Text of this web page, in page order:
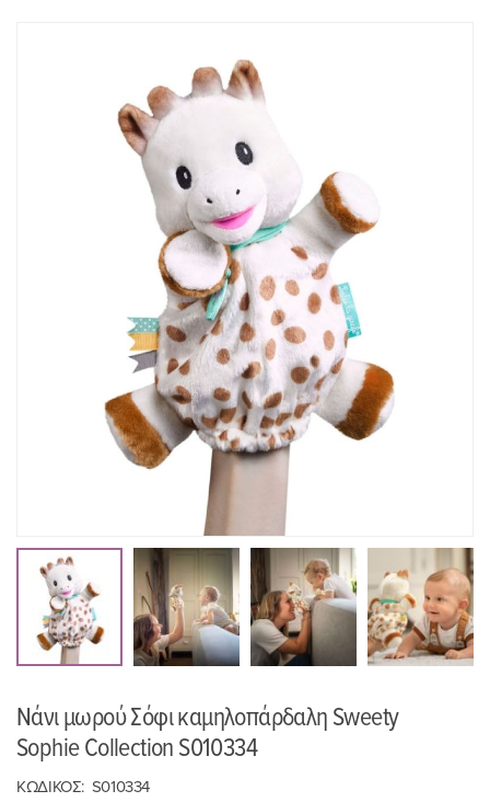
Νάνι μωρού Σόφι καμηλοπάρδαλη Sweety
Sophie Collection S010334
ΚΩΔΙΚΟΣ: S010334